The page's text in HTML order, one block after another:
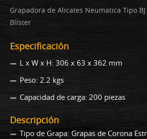
Grapadora de Alicates Neumatica Tipo
Blíster
Especificación
L x W x H: 306 x 63 x 362 mm
Peso: 2.2 kgs
Capacidad de carga: 200 piezas
Descripción
Tipo de Grapa: Grapas de Corona